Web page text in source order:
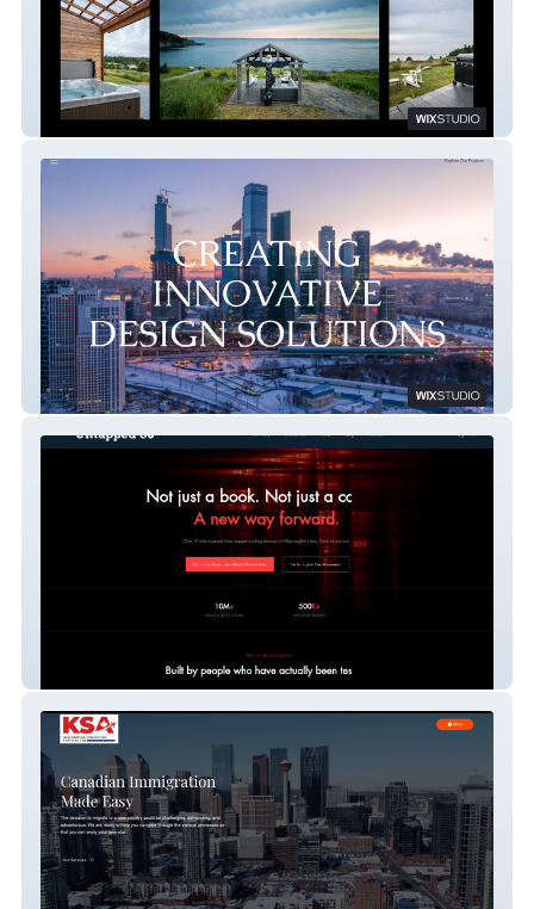
Triur Shores
HT Canada